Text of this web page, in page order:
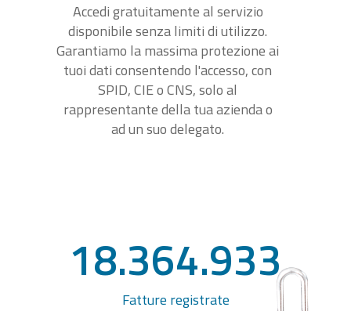
Accedi gratuitamente al servizio
disponibile senza limiti di utilizzo.
Garantiamo la massima protezione ai
tuoi dati consentendo l'accesso, con
SPID, CIE o CNS, solo al
rappresentante della tua azienda o
ad un suo delegato.
18.364.933
Fatture registrate